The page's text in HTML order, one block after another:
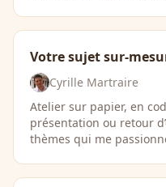
Votre sujet sur-
Cyrille Martraire
Atelier sur papier, en
présentation ou retour
thèmes qui me